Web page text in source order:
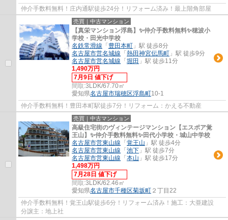
仲介手数料無料！庄内通駅徒歩24分！リフォーム済み！最上階角部屋
売買｜中古マンション
【真栄マンション浮島】✨️仲介手数料無料✨️穂波小
学校・田光中学校
名鉄常滑線 「 豊田本町 」駅 徒歩8分
名古屋市営名城線 「 熱田神宮伝馬町 」駅 徒歩9分
名古屋市営名城線 「 堀田 」駅 徒歩11分
1,490万円
7月9日 値下げ
間取:3LDK/67.70㎡
愛知県名古屋市瑞穂区浮島町10-1
仲介手数料無料！豊田本町駅徒歩7分！リフォーム：かえる不動産
売買｜中古マンション
高級住宅街のヴィンテージマンション【エスポア覚
王山】✨️仲介手数料無料✨️田代小学校・城山中学校
名古屋市営東山線 「 覚王山 」駅 徒歩4分
名古屋市営東山線 「 池下 」駅 徒歩7分
名古屋市営東山線 「 本山 」駅 徒歩17分
1,498万円
7月28日 値下げ
間取:3LDK/62.46㎡
愛知県名古屋市千種区菊坂町 ２丁目22
仲介手数料無料！覚王山駅徒歩6分！リフォーム済み！施工：大亜建設
分譲主：地上社